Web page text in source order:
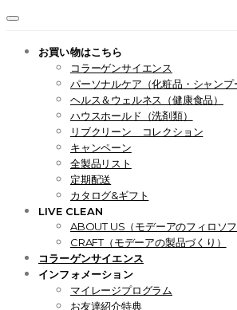
お買い物はこちら
コラーゲンサイエンス
パーソナルケア（化粧品・シャンプ
ヘルス＆ウェルネス（健康食品）
ハウスホールド（洗剤類）
リブクリーン コレクション
キャンペーン
全製品リスト
定期配送
カタログ&ギフト
LIVE CLEAN
ABOUT US（モデーアのフィロソフ
CRAFT（モデーアの製品づくり）
コラーゲンサイエンス
インフォメーション
マイレージプログラム
お友達紹介特典